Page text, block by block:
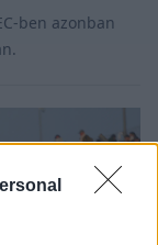
ben azonban